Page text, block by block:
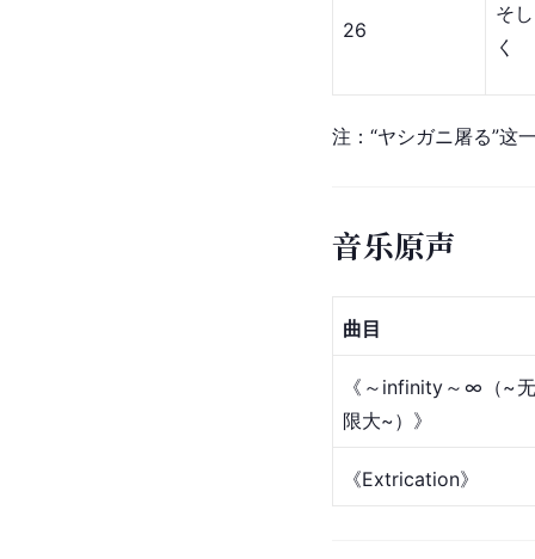
26
そ
く
注：“ヤシガニ屠る”这
音乐原声
曲目
《～infinity～∞（~无
限大~）》
《Extrication》